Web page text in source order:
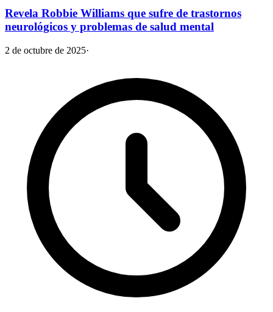
Revela Robbie Williams que sufre de trastornos
neurológicos y problemas de salud mental
2 de octubre de 2025·